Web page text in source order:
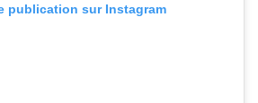
publication sur Instagram